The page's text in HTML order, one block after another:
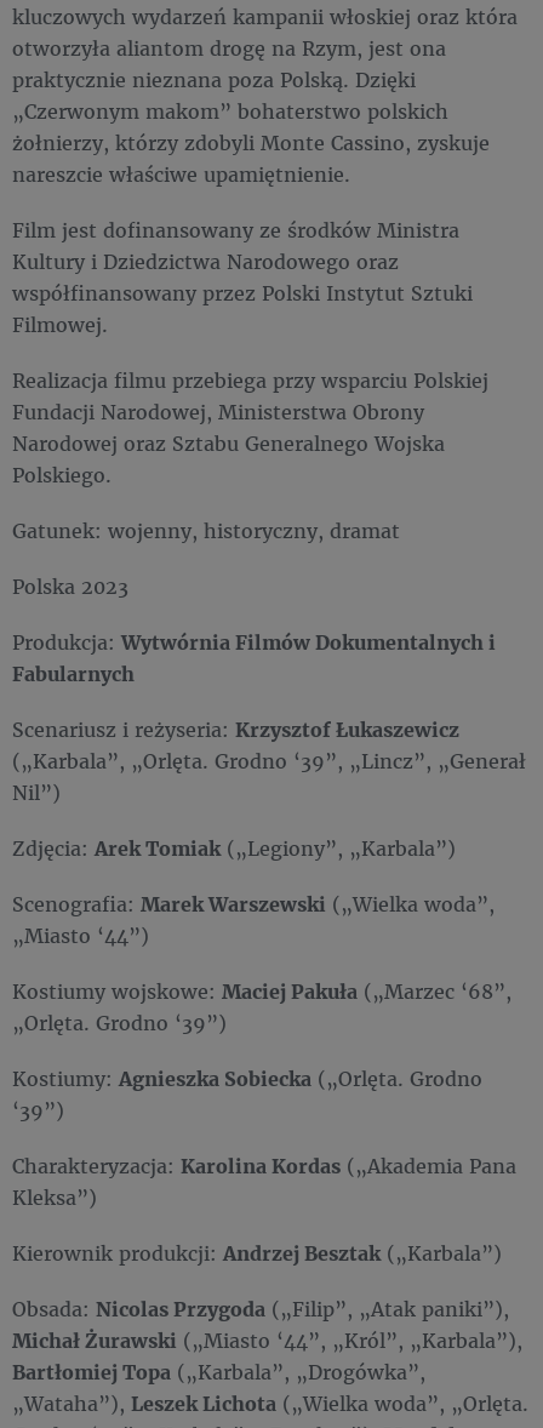
kluczowych wydarzeń kampanii włoskiej oraz która
otworzyła aliantom drogę na Rzym, jest ona
praktycznie nieznana poza Polską. Dzięki
„Czerwonym makom” bohaterstwo polskich
żołnierzy, którzy zdobyli Monte Cassino, zyskuje
nareszcie właściwe upamiętnienie.
Film jest dofinansowany ze środków Ministra
Kultury i Dziedzictwa Narodowego oraz
współfinansowany przez Polski Instytut Sztuki
Filmowej.
Realizacja filmu przebiega przy wsparciu Polskiej
Fundacji Narodowej, Ministerstwa Obrony
Narodowej oraz Sztabu Generalnego Wojska
Polskiego.
Gatunek: wojenny, historyczny, dramat
Polska 2023
Produkcja:Wytwórnia Filmów Dokumentalnych i
Fabularnych
Scenariusz i reżyseria: Krzysztof Łukaszewicz
(„Karbala”, „Orlęta. Grodno ‘39”, „Lincz”, „Generał
Nil”)
Zdjęcia:Arek Tomiak(„Legiony”, „Karbala”)
Scenografia: Marek Warszewski („Wielka woda”,
„Miasto ‘44”)
Kostiumy wojskowe: Maciej Pakuła („Marzec ‘68”,
„Orlęta. Grodno ‘39”)
Kostiumy:Agnieszka Sobiecka („Orlęta. Grodno
‘39”)
Charakteryzacja: Karolina Kordas („Akademia Pana
Kleksa”)
Kierownik produkcji:Andrzej Besztak(„Karbala”)
Obsada: Nicolas Przygoda („Filip”, „Atak paniki”),
Michał Żurawski („Miasto ‘44”, „Król”, „Karbala”),
Bartłomiej Topa („Karbala”, „Drogówka”,
„Wataha”), Leszek Lichota („Wielka woda”, „Orlęta.